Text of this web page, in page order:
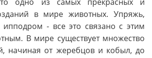
в мире животных. Упряжь,
ипподром - все это связано с этим
В мире существует множество
начиная от жеребцов и кобыл, до